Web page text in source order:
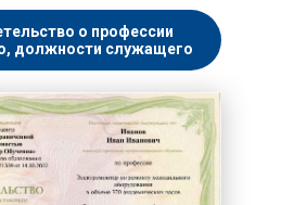
о профессии
должности служащего